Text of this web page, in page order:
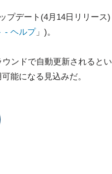
プデート(4月14日リリース)
- ヘルプ」)。
ンドで自動更新されるとい
能になる見込みだ。